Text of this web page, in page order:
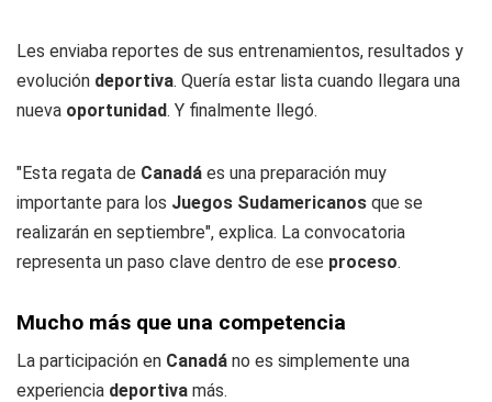
Les enviaba reportes de sus entrenamientos, resultados y
evolución deportiva. Quería estar lista cuando llegara una
nueva oportunidad. Y finalmente llegó.
"Esta regata de Canadá es una preparación muy
importante para los Juegos Sudamericanos que se
realizarán en septiembre", explica. La convocatoria
representa un paso clave dentro de ese proceso.
Mucho más que una competencia
La participación en Canadá no es simplemente una
experiencia deportiva más.